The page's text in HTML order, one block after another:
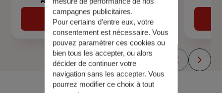
Découvrir
campagnes publicitaires.
Pour certains d’entre eux, votre
consentement est nécessaire. Vous
pouvez paramétrer ces cookies ou
bien tous les accepter, ou alors
décider de continuer votre
navigation sans les accepter. Vous
pourrez modifier ce choix à tout